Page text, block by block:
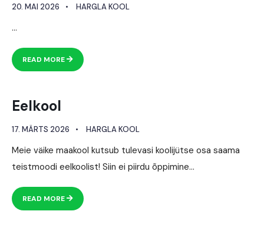
20. MAI 2026 • HARGLA KOOL
...
READ MORE
Eelkool
17. MÄRTS 2026 • HARGLA KOOL
Meie väike maakool kutsub tulevasi koolijütse osa saama
teistmoodi eelkoolist! Siin ei piirdu õppimine...
READ MORE